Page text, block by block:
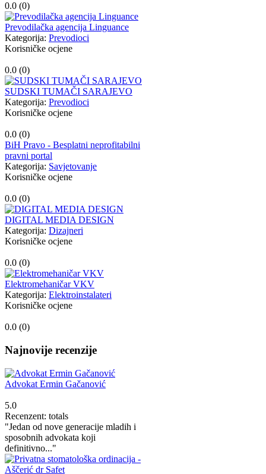
0.0 (0)
Prevodilačka agencija Linguance
Kategorija: Prevodioci
Korisničke ocjene
0.0 (0)
SUDSKI TUMAČI SARAJEVO
Kategorija: Prevodioci
Korisničke ocjene
0.0 (0)
BiH Pravo - Besplatni neprofitabilni
pravni portal
Kategorija: Savjetovanje
Korisničke ocjene
0.0 (0)
DIGITAL MEDIA DESIGN
Kategorija: Dizajneri
Korisničke ocjene
0.0 (0)
Elektromehaničar VKV
Kategorija: Elektroinstalateri
Korisničke ocjene
0.0 (0)
Najnovije recenzije
Advokat Ermin Gačanović
5.0
Recenzent: totals
"Jedan od nove generacije mladih i
sposobnih advokata koji
definitivno..."